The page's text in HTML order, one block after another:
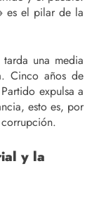
es el pilar de la
una media
Cinco años de
expulsa a
esto es, por
y la